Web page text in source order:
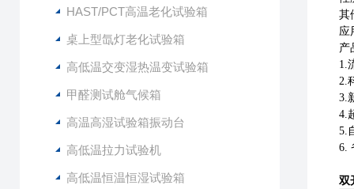
HAST/PCT高温老化试验箱
桌上型氙灯老化试验箱
高低温交变湿热温变试验箱
甲醛测试舱气候箱
高温高湿试验箱振动台
高低温拉力试验机
高低温恒温恒湿试验箱
其
应
产
1.
2.
3.
4.
5.
6.
双